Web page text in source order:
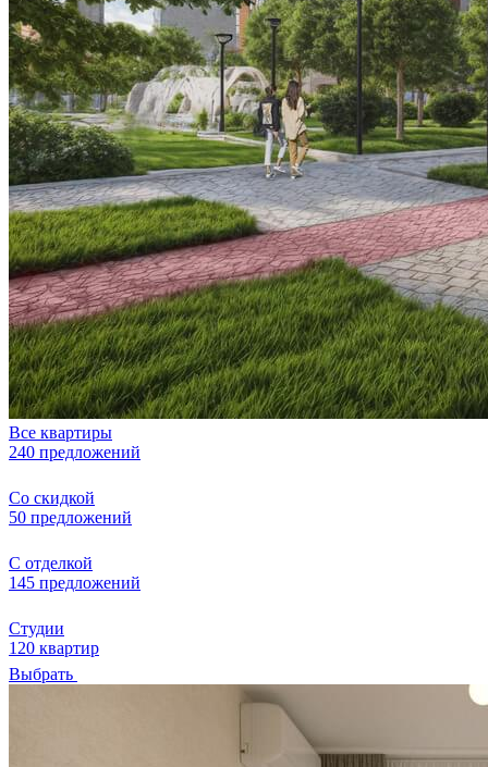
Все квартиры
240 предложений
Со скидкой
50 предложений
С отделкой
145 предложений
Студии
120 квартир
Выбрать